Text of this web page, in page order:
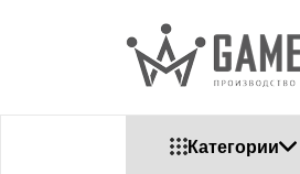
Категории